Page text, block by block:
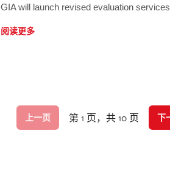
GIA will launch revised evaluation
阅读更多
上一页 第 1 页，共 10 页 下